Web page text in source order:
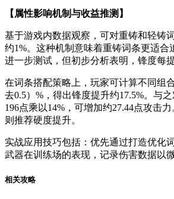
【属性影响机制与收益推测】
基于游戏内数据观察，可对重铸和轻铸
约1%。这种机制意味着重铸词条更适
进一步测试，但初步分析表明，锋度每
在词条搭配策略上，玩家可计算不同组
去0.5）%，得出锋度提升约17.5%。与
196点乘以14%，可增加约27.44点攻击
则推荐硬度提升。
实战应用技巧包括：优先通过打造优化
武器在训练场的表现，记录伤害数据以
相关攻略